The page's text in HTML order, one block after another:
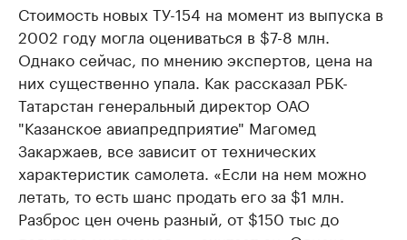
Стоимость новых ТУ-154 на момент из выпуска в
2002 году могла оцениваться в $7-8 млн.
Однако сейчас, по мнению экспертов, цена на
них существенно упала. Как рассказал РБК-
Татарстан генеральный директор ОАО
"Казанское авиапредприятие" Магомед
Закаржаев, все зависит от технических
характеристик самолета. «Если на нем можно
летать, то есть шанс продать его за $1 млн.
Разброс цен очень разный, от $150 тыс до